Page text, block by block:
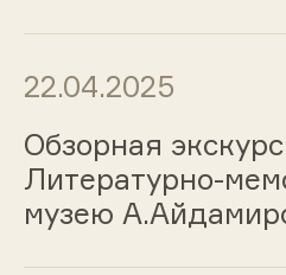
22.04.2025
Обзорная
Литературно-
музею